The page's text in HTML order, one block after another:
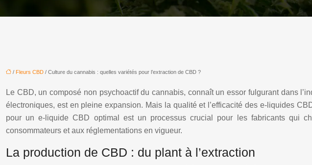
/ Fleurs CBD / Culture du cannabis : quelles variétés pour l’extraction de CBD ?
Le CBD, un composé non psychoactif du cannabis, connaît un essor fulgurant dans
électroniques, est en pleine expansion. Mais la qualité et l’efficacité des e-liquides
pour un e-liquide CBD optimal est un processus crucial pour les fabricants qui
consommateurs et aux réglementations en vigueur.
La production de CBD : du plant à l’extraction